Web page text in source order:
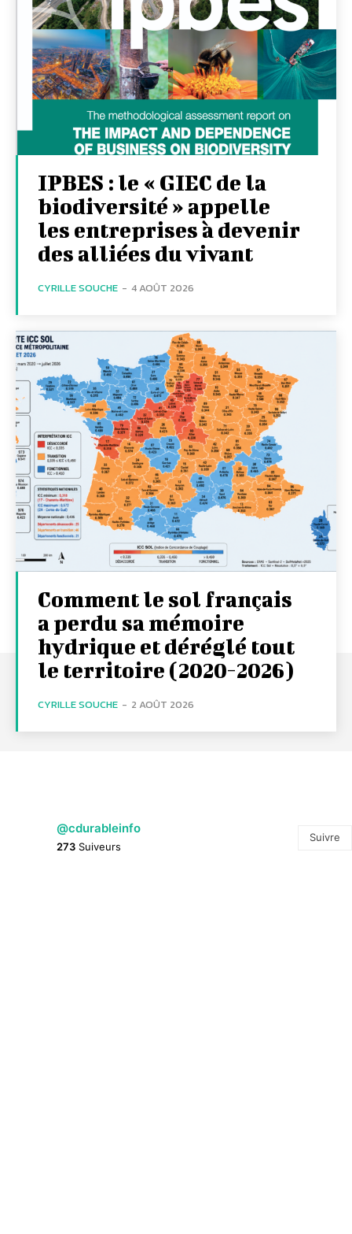
IPBES : le « GIEC de la
biodiversité » appelle
les entreprises à devenir
des alliées du vivant
CYRILLE SOUCHE - 4 AOÛT 2026
Comment le sol français
a perdu sa mémoire
hydrique et déréglé tout
le territoire (2020-2026)
CYRILLE SOUCHE - 2 AOÛT 2026
@cdurableinfo
273 Suiveurs
Suivre